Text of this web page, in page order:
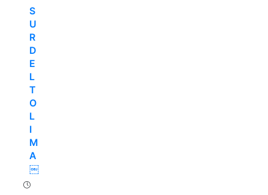
S
U
R
D
E
L
T
O
L
I
M
A
￼